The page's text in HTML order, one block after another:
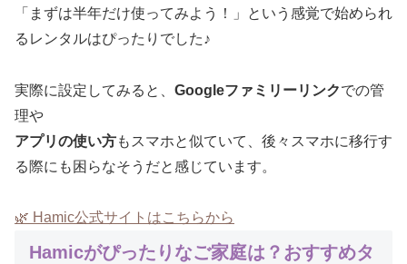
「まずは半年だけ使ってみよう！」という感覚で始められ
るレンタルはぴったりでした♪
実際に設定してみると、 Googleファミリーリンクでの管
理や
アプリの使い方もスマホと似ていて、後々スマホに移行す
る際にも困らなそうだと感じています。
🌿 Hamic公式サイトはこちらから
Hamicがぴったりなご家庭は？おすすめタ